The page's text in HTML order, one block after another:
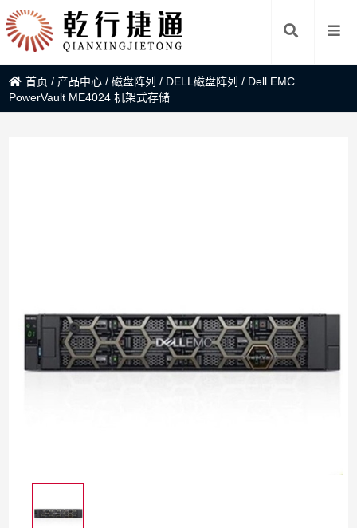
首页 / 产品中心 /磁盘阵列 / DELL磁盘阵列 / Dell EMC
PowerVault ME4024 机架式存储